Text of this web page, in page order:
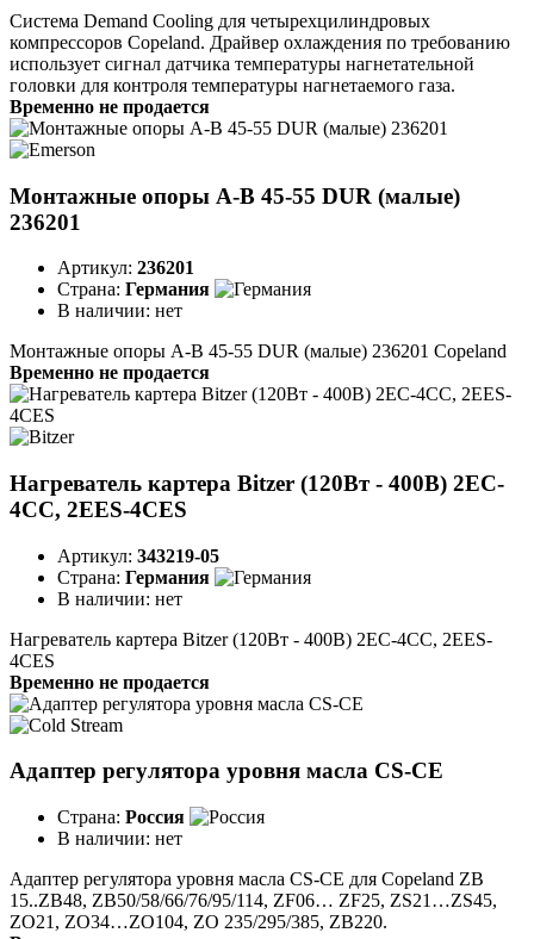
Система Demand Cooling для четырехцилиндровых
компрессоров Copeland. Драйвер охлаждения по требованию
использует сигнал датчика температуры нагнетательной
головки для контроля температуры нагнетаемого газа.
Временно не продается
Монтажные опоры A-B 45-55 DUR (малые)
236201
Артикул: 236201
Страна: Германия
В наличии: нет
Монтажные опоры A-B 45-55 DUR (малые) 236201 Copeland
Временно не продается
Нагреватель картера Bitzer (120Вт - 400В) 2EC-
4CC, 2EES-4CES
Артикул: 343219-05
Страна: Германия
В наличии: нет
Нагреватель картера Bitzer (120Вт - 400В) 2EC-4CC, 2EES-
4CES
Временно не продается
Адаптер регулятора уровня масла CS-CE
Страна: Россия
В наличии: нет
Адаптер регулятора уровня масла CS-CE для Copeland ZB
15..ZB48, ZB50/58/66/76/95/114, ZF06… ZF25, ZS21…ZS45,
ZO21, ZO34…ZO104, ZO 235/295/385, ZB220.